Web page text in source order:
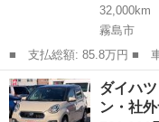
32,000km
霧島市
■ 支払総額: 85.8万円 ■ 車両本体価格： 787,000 円 ■ メーカー
名： ダイハツ ■ 車種名
ＩＩ 純正オーディオ【Ｃ
ートアシスト...
鹿児島 霧島市 ブーン
ダイハ
ン・社